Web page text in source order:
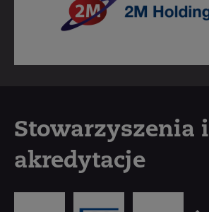
Stowarzyszenia i
akredytacje